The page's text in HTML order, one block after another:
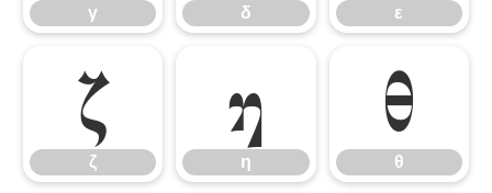
γ δ ε
ζ
ζ
η
η
θ
θ